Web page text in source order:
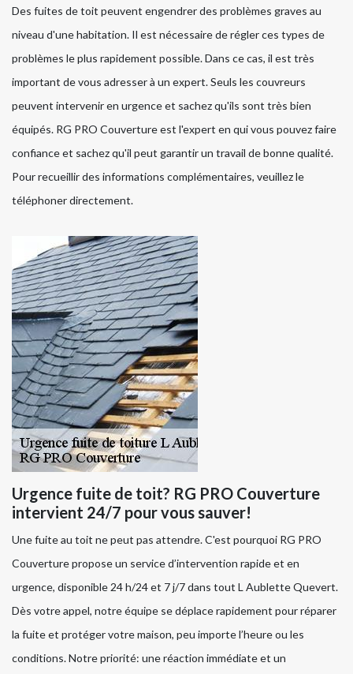
Des fuites de toit peuvent engendrer des problèmes graves au
niveau d'une habitation. Il est nécessaire de régler ces types de
problèmes le plus rapidement possible. Dans ce cas, il est très
important de vous adresser à un expert. Seuls les couvreurs
peuvent intervenir en urgence et sachez qu'ils sont très bien
équipés. RG PRO Couverture est l'expert en qui vous pouvez faire
confiance et sachez qu'il peut garantir un travail de bonne qualité.
Pour recueillir des informations complémentaires, veuillez le
téléphoner directement.
Urgence fuite de toit? RG PRO Couverture
intervient 24/7 pour vous sauver!
Une fuite au toit ne peut pas attendre. C'est pourquoi RG PRO
Couverture propose un service d’intervention rapide et en
urgence, disponible 24 h/24 et 7 j/7 dans tout L Aublette Quevert.
Dès votre appel, notre équipe se déplace rapidement pour réparer
la fuite et protéger votre maison, peu importe l’heure ou les
conditions. Notre priorité: une réaction immédiate et un